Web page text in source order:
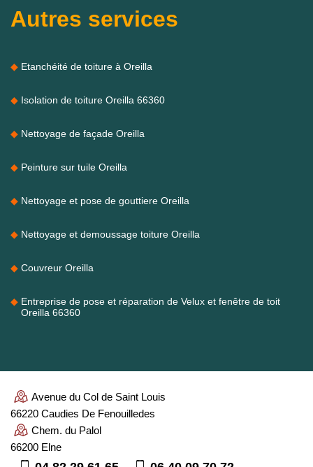
Autres services
Etanchéité de toiture à Oreilla
Isolation de toiture Oreilla 66360
Nettoyage de façade Oreilla
Peinture sur tuile Oreilla
Nettoyage et pose de gouttiere Oreilla
Nettoyage et demoussage toiture Oreilla
Couvreur Oreilla
Entreprise de pose et réparation de Velux et fenêtre de toit
Oreilla 66360
Avenue du Col de Saint Louis
66220 Caudies De Fenouilledes
Chem. du Palol
66200 Elne